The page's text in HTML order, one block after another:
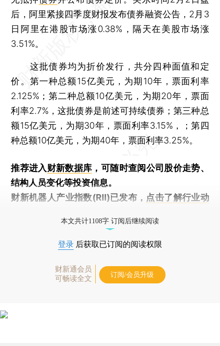
后，阿里紧接四季度财报发布债券融资公告，2月3
日阿里在港股市场涨0.38%，隔天在美股市场涨
3.51%。
这批债券均为折价发行，共分四种面值和定
价。第一种总额15亿美元，为期10年，票面利率
2.125%；第二种总额10亿美元，为期20年，票面
利率2.7%，这批债券是前述可持续债券；第三种总
额15亿美元，为期30年，票面利率3.15%，；第四
种总额10亿美元，为期40年，票面利率3.25%。
推荐进入财新数据库 ，可随时查阅公司股价走势、
结构人员变化等投资信息。
财新机器人产业指数(RII)已发布， 点击了解行业动
本文共计1108字 订阅后继续阅读
登录 后获取已订阅的阅读权限
财新通会员
可畅读全文
订阅/会员升级